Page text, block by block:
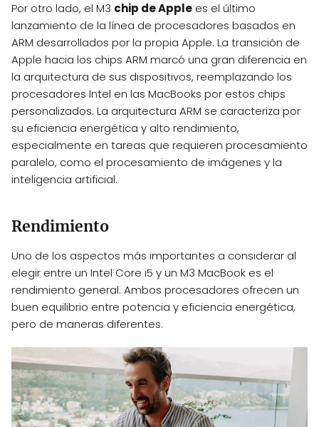
Por otro lado, el M3 chip de Apple es el último
lanzamiento de la línea de procesadores basados en
ARM desarrollados por la propia Apple. La transición de
Apple hacia los chips ARM marcó una gran diferencia en
la arquitectura de sus dispositivos, reemplazando los
procesadores Intel en las MacBooks por estos chips
personalizados. La arquitectura ARM se caracteriza por
su eficiencia energética y alto rendimiento,
especialmente en tareas que requieren procesamiento
paralelo, como el procesamiento de imágenes y la
inteligencia artificial.
Rendimiento
Uno de los aspectos más importantes a considerar al
elegir entre un Intel Core i5 y un M3 MacBook es el
rendimiento general. Ambos procesadores ofrecen un
buen equilibrio entre potencia y eficiencia energética,
pero de maneras diferentes.